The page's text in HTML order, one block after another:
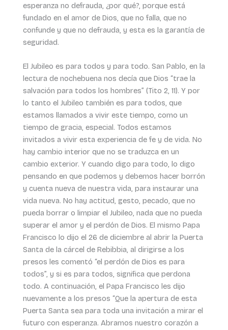
esperanza no defrauda, ¿por qué?, porque está
fundado en el amor de Dios, que no falla, que no
confunde y que no defrauda, y esta es la garantía de
seguridad.
El Jubileo es para todos y para todo. San Pablo, en la
lectura de nochebuena nos decía que Dios “trae la
salvación para todos los hombres” (Tito 2, 11). Y por
lo tanto el Jubileo también es para todos, que
estamos llamados a vivir este tiempo, como un
tiempo de gracia, especial. Todos estamos
invitados a vivir esta experiencia de fe y de vida. No
hay cambio interior que no se traduzca en un
cambio exterior. Y cuando digo para todo, lo digo
pensando en que podemos y debemos hacer borrón
y cuenta nueva de nuestra vida, para instaurar una
vida nueva. No hay actitud, gesto, pecado, que no
pueda borrar o limpiar el Jubileo, nada que no pueda
superar el amor y el perdón de Dios. El mismo Papa
Francisco lo dijo el 26 de diciembre al abrir la Puerta
Santa de la cárcel de Rebibbia, al dirigirse a los
presos les comentó “el perdón de Dios es para
todos”, y si es para todos, significa que perdona
todo. A continuación, el Papa Francisco les dijo
nuevamente a los presos “Que la apertura de esta
Puerta Santa sea para toda una invitación a mirar el
futuro con esperanza. Abramos nuestro corazón a